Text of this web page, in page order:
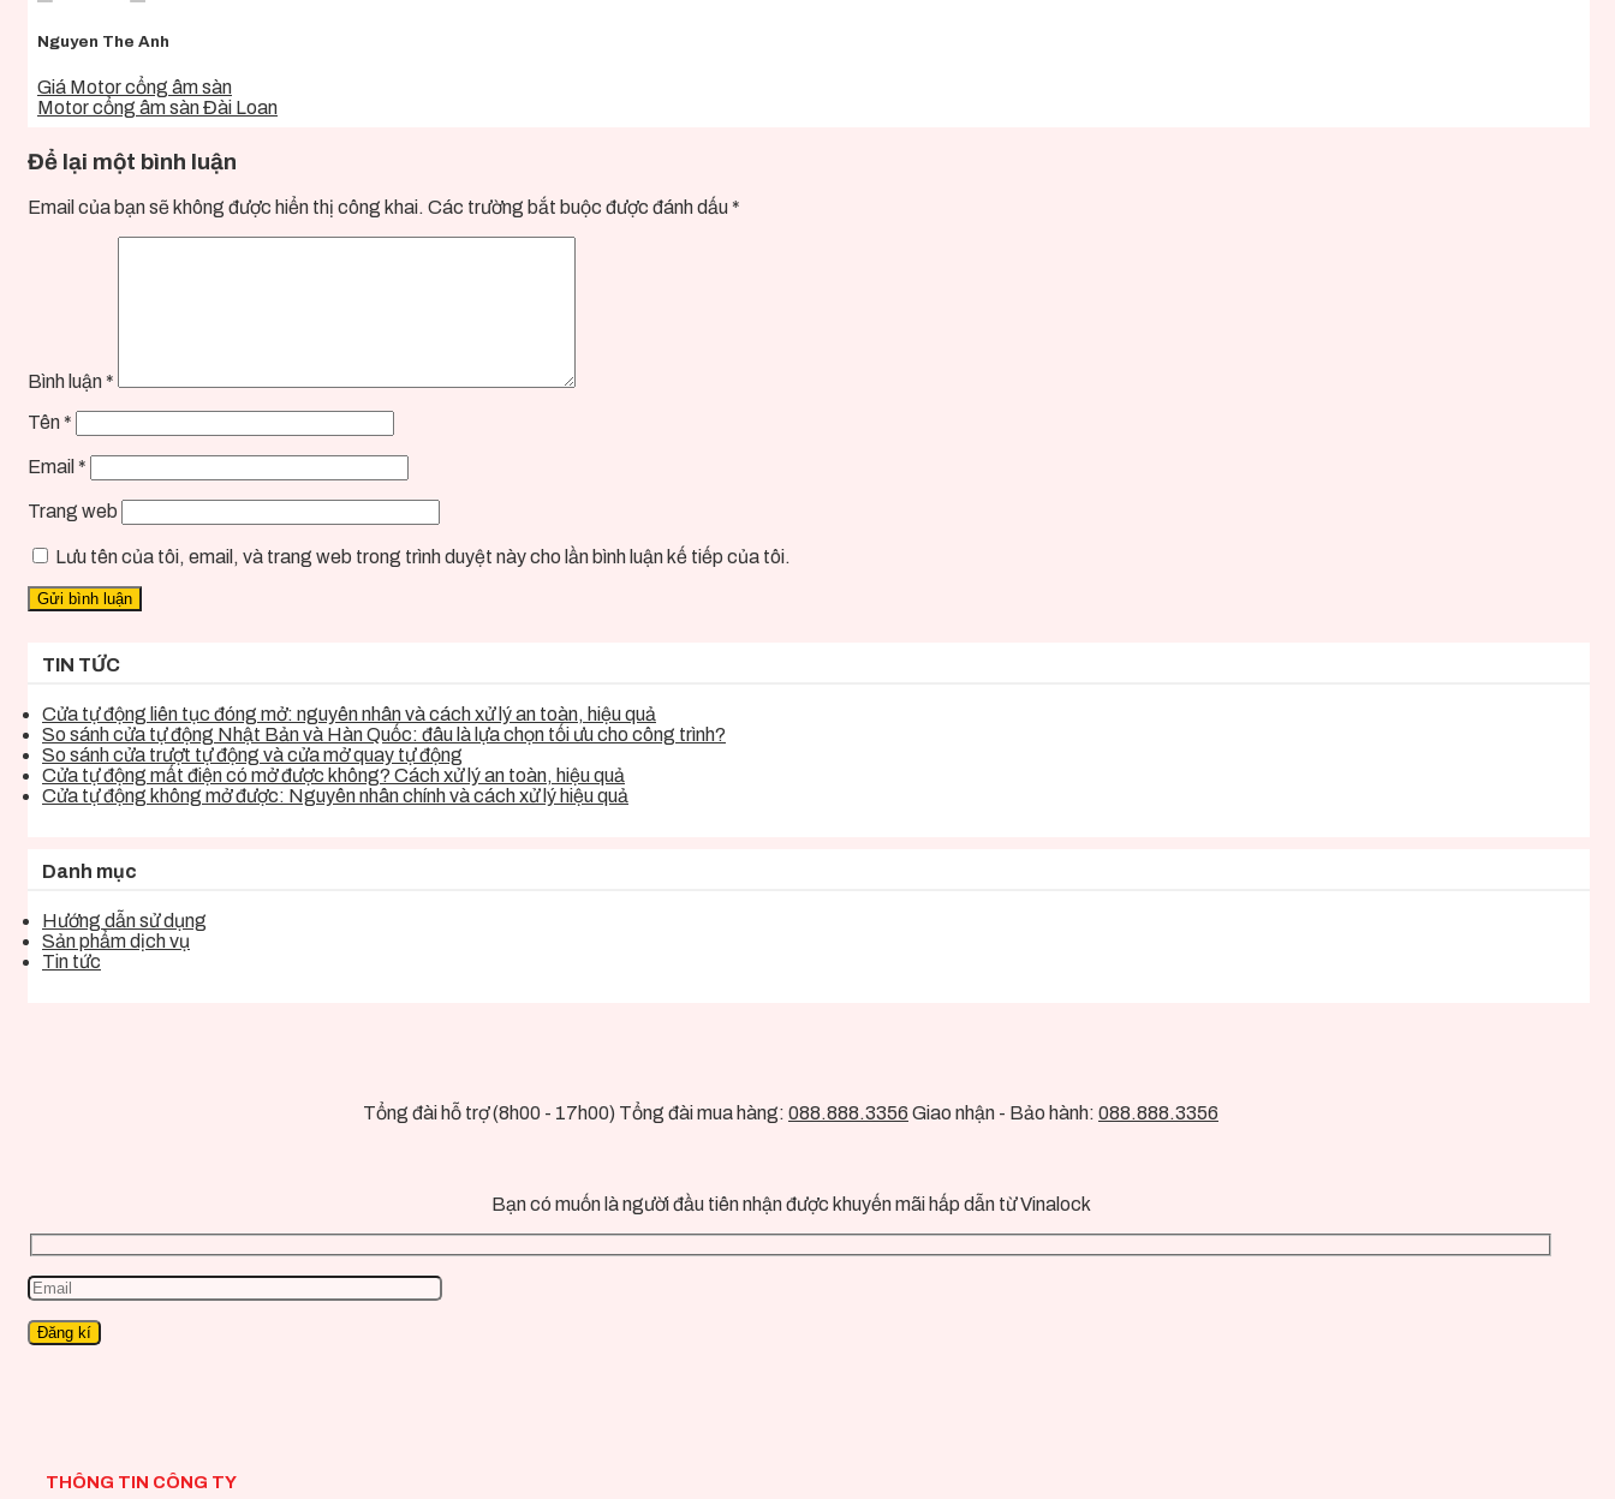
Nguyen The Anh
Giá Motor cổng âm sàn
Motor cổng âm sàn Đài Loan
Để lại một bình luận
Email của bạn sẽ không được hiển thị công khai. Các trường bắt buộc được đánh dấu *
Bình luận *
Tên *
Email *
Trang web
Lưu tên của tôi, email, và trang web trong trình duyệt này cho lần bình luận kế tiếp của tôi.
TIN TỨC
Cửa tự động liên tục đóng mở: nguyên nhân và cách xử lý an toàn, hiệu quả
So sánh cửa tự động Nhật Bản và Hàn Quốc: đâu là lựa chọn tối ưu cho công trình?
So sánh cửa trượt tự động và cửa mở quay tự động
Cửa tự động mất điện có mở được không? Cách xử lý an toàn, hiệu quả
Cửa tự động không mở được: Nguyên nhân chính và cách xử lý hiệu quả
Danh mục
Hướng dẫn sử dụng
Sản phẩm dịch vụ
Tin tức
Tổng đài hỗ trợ (8h00 - 17h00) Tổng đài mua hàng: 088.888.3356 Giao nhận - Bảo hành: 088.888.3356
Bạn có muốn là người đầu tiên nhận được khuyến mãi hấp dẫn từ Vinalock
THÔNG TIN CÔNG TY